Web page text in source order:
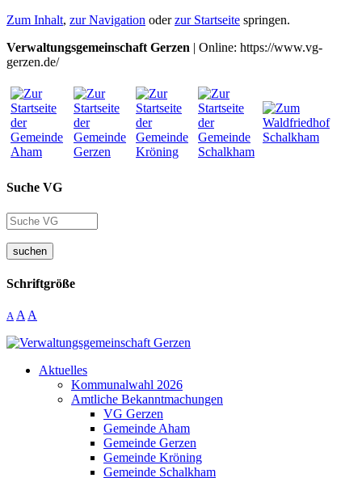
Zum Inhalt, zur Navigation oderzur Startseite springen.
Verwaltungsgemeinschaft Gerzen | Online: https://www.vg-
gerzen.de/
Suche VG
suchen
Schriftgröße
A A A
Aktuelles
Kommunalwahl 2026
Amtliche Bekanntmachungen
VG Gerzen
Gemeinde Aham
Gemeinde Gerzen
Gemeinde Kröning
Gemeinde Schalkham